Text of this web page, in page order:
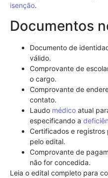
isenção.
Documentos
Documento de
válido.
Comprovante de
o cargo.
Comprovante de
contato.
Laudo médico atual
especificando a
Certificados e
pelo edital.
Comprovante de
não for concedida.
Leia o edital completo para